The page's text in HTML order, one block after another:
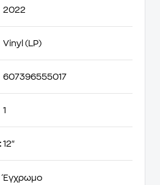
2022
Vinyl (LP)
607396555017
1
12"
Έγχρωμο